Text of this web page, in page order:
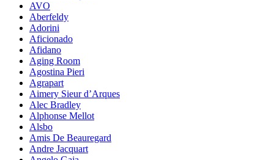
AVO
Aberfeldy
Adorini
Aficionado
Afidano
Aging Room
Agostina Pieri
Agrapart
Aimery Sieur d’Arques
Alec Bradley
Alphonse Mellot
Alsbo
Amis De Beauregard
Andre Jacquart